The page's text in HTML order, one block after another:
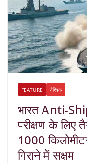
FEATURE वैश्विक
भारत Anti-
परीक्षण के लिए
1000
गिराने में सक्षम